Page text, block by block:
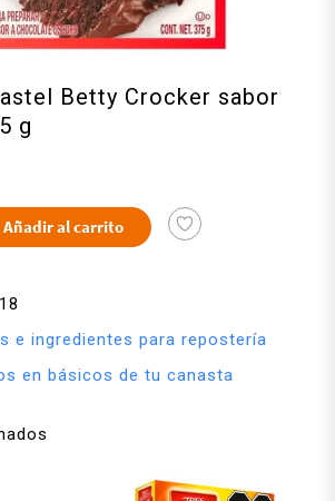
Betty Crocker sabor
g
Añadir al carrito
e ingredientes para repostería
en básicos de tu canasta